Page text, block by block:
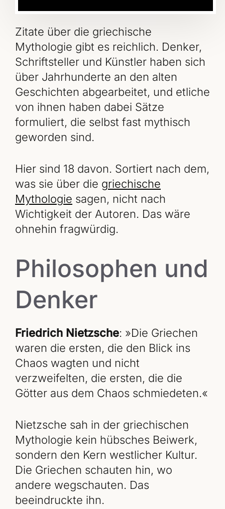
Zitate über die griechische
Mythologie gibt es reichlich. Denker,
Schriftsteller und Künstler haben sich
über Jahrhunderte an den alten
Geschichten abgearbeitet, und etliche
von ihnen haben dabei Sätze
formuliert, die selbst fast mythisch
geworden sind.
Hier sind 18 davon. Sortiert nach dem,
was sie über die griechische
Mythologie sagen, nicht nach
Wichtigkeit der Autoren. Das wäre
ohnehin fragwürdig.
Philosophen und
Denker
Friedrich Nietzsche: »Die Griechen
waren die ersten, die den Blick ins
Chaos wagten und nicht
verzweifelten, die ersten, die die
Götter aus dem Chaos schmiedeten.«
Nietzsche sah in der griechischen
Mythologie kein hübsches Beiwerk,
sondern den Kern westlicher Kultur.
Die Griechen schauten hin, wo
andere wegschauten. Das
beeindruckte ihn.